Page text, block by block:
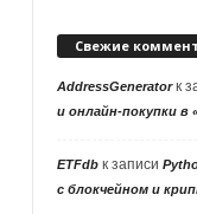
Свежие
AddressGeneratorк
и онлайн-покупки в
ETFdb к записи
с блокчейном и